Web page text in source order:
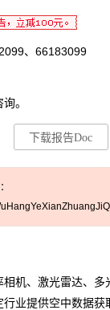
、66183099
。
下载报告Doc
机、激光雷达、多
业提供空中数据获